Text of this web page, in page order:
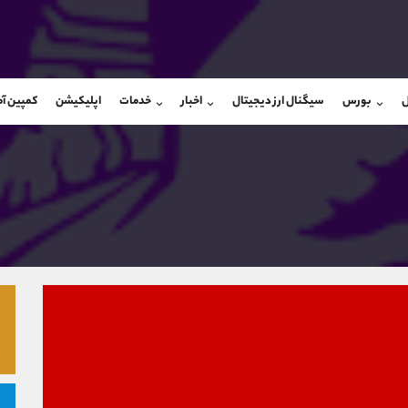
بورس سیگنال ارز دیجیتال اخبار خدمات اپلیکیشن کمپین
@Armteam_admin_104
شروع
داخلی